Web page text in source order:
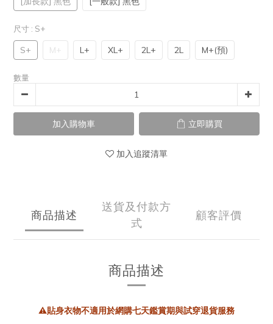
尺寸 : S+
S+ M+ L+ XL+ 2L+ 2L M+(預)
數量
加入購物車 立即購買
加入追蹤清單
商品描述
送貨及付款方
式
顧客評價
商品描述
⚠️貼身衣物不適用於網購七天鑑賞期與試穿退貨服務